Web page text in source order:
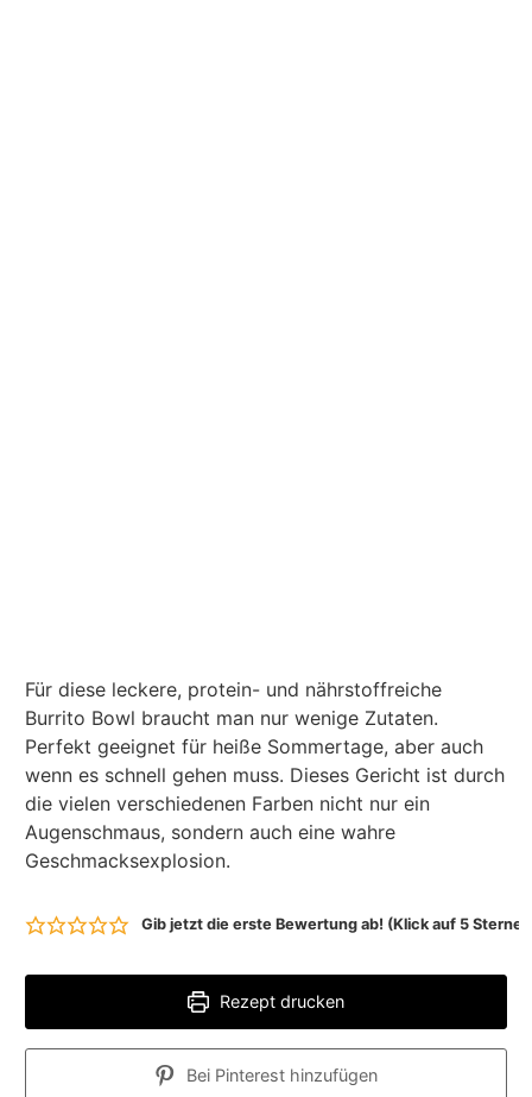
Für diese leckere, protein- und nährstoffreiche
Burrito Bowl braucht man nur wenige Zutaten.
Perfekt geeignet für heiße Sommertage, aber auch
wenn es schnell gehen muss. Dieses Gericht ist durch
die vielen verschiedenen Farben nicht nur ein
Augenschmaus, sondern auch eine wahre
Geschmacksexplosion.
Gib jetzt die erste Bewertung ab! (Klick auf 5 Sterne
Rezept drucken
Bei Pinterest hinzufügen